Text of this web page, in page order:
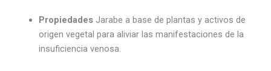
PropiedadesJarabe a base de plantas y activos de
origen vegetal para aliviar las manifestaciones de la
insuficiencia venosa.